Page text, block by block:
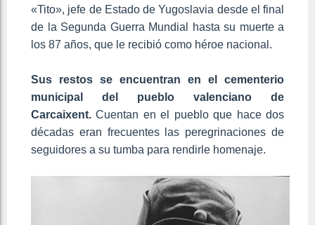
«Tito», jefe de Estado de Yugoslavia desde el final
de la Segunda Guerra Mundial hasta su muerte a
los 87 años, que le recibió como héroe nacional.
Sus restos se encuentran en el cementerio
municipal del pueblo valenciano de
Carcaixent.Cuentan en el pueblo que hace dos
décadas eran frecuentes las peregrinaciones de
seguidores a su tumba para rendirle homenaje.